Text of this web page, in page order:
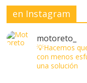
en Instagram
motoreto_
💡Hacemos
con menos
una solución